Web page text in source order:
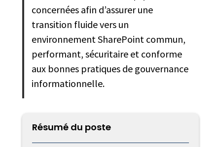
concernées afin d’assurer une
transition fluide vers un
environnement SharePoint commun,
performant, sécuritaire et conforme
aux bonnes pratiques de gouvernance
informationnelle.
Résumé du poste